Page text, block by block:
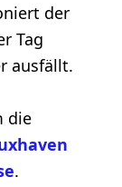
der
Tag
ausfällt.
die
.